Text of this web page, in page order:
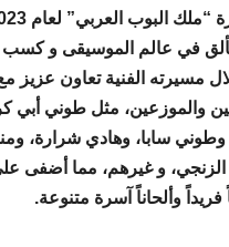
في عالم الموسيقى و
مسيرته الفنية تعاون عزيز
والموزعين، مثل طوني أبي
سابا، وهادي شرارة،
و غيرهم، مما أضفى
وألحاناً آسرة متنوعة.